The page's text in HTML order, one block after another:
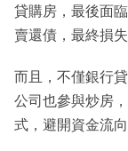
貸購房，最後面
賣還債，最終損
而且，不僅銀行
公司也參與炒房
式，避開資金流